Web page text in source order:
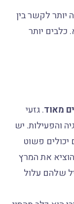
יותר לקשר בין
כלבים יותר
מאוד. גזעי
והפעילות. יש
פשוט
את המרץ
שלהם עלול